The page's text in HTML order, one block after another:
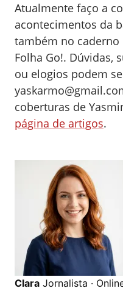
Atualmente faço a
acontecimentos da
também no
Folha Go!. Dúvidas,
ou elogios podem
coberturas de
página de artigos.
Clara Jornalista ·